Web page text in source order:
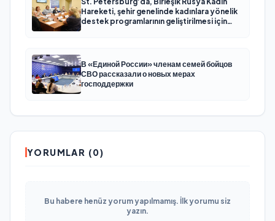
Hareketi, şehir genelinde kadınlara yönelik
destek programlarının geliştirilmesi için
В «Единой России» членам семей бойцов
СВО рассказали о новых мерах
господдержки
YORUMLAR (0)
Bu habere henüz yorum yapılmamış. İlk yorumu siz
yazın.